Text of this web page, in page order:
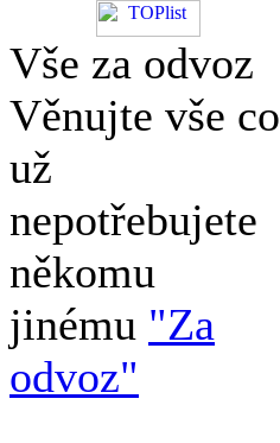
Vše za odvoz
Věnujte vše co
už
nepotřebujete
někomu
jinému "Za
odvoz"